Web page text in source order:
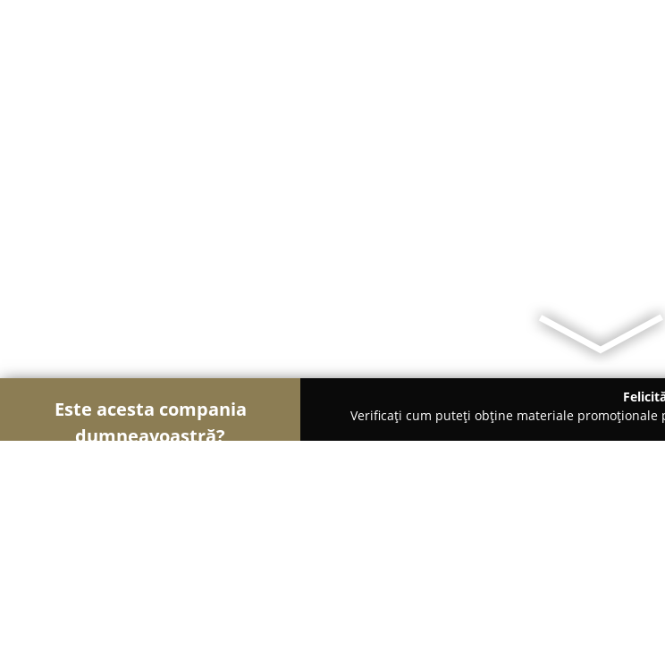
Este acesta compania
dumneavoastră?
Verificați cum puteți obține materiale promoționale